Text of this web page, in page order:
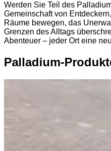
Werden Sie Teil des
Gemeinschaft von
Räume bewegen, das
Grenzen des Alltags
Abenteuer – jeder Ort eine
Palladium-